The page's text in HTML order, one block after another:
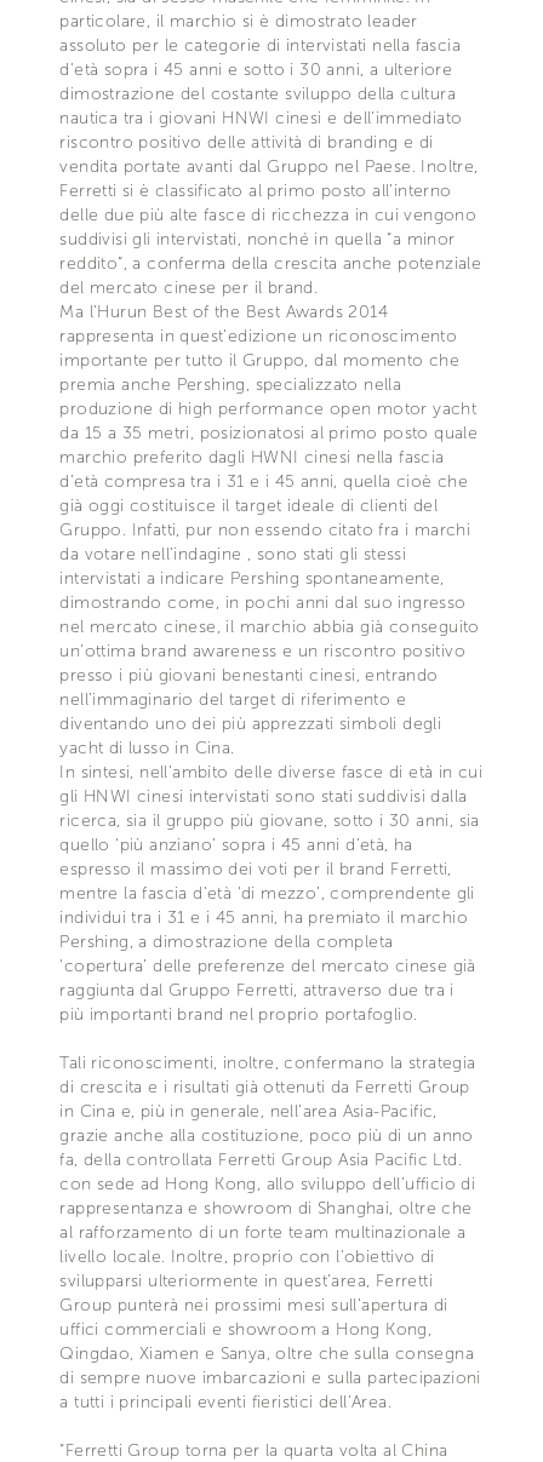
particolare, il marchio si è dimostrato leader
assoluto per le categorie di intervistati nella fascia
d’età sopra i 45 anni e sotto i 30 anni, a ulteriore
dimostrazione del costante sviluppo della cultura
nautica tra i giovani HNWI cinesi e dell’immediato
riscontro positivo delle attività di branding e di
vendita portate avanti dal Gruppo nel Paese. Inoltre,
Ferretti si è classificato al primo posto all’interno
delle due più alte fasce di ricchezza in cui vengono
suddivisi gli intervistati, nonché in quella “a minor
reddito”, a conferma della crescita anche potenziale
del mercato cinese per il brand.
Ma l’Hurun Best of the Best Awards 2014
rappresenta in quest’edizione un riconoscimento
importante per tutto il Gruppo, dal momento che
premia anche Pershing, specializzato nella
produzione di high performance open motor yacht
da 15 a 35 metri, posizionatosi al primo posto quale
marchio preferito dagli HWNI cinesi nella fascia
d’età compresa tra i 31 e i 45 anni, quella cioè che
già oggi costituisce il target ideale di clienti del
Gruppo. Infatti, pur non essendo citato fra i marchi
da votare nell’indagine , sono stati gli stessi
intervistati a indicare Pershing spontaneamente,
dimostrando come, in pochi anni dal suo ingresso
nel mercato cinese, il marchio abbia già conseguito
un’ottima brand awareness e un riscontro positivo
presso i più giovani benestanti cinesi, entrando
nell’immaginario del target di riferimento e
diventando uno dei più apprezzati simboli degli
yacht di lusso in Cina.
In sintesi, nell’ambito delle diverse fasce di età in cui
gli HNWI cinesi intervistati sono stati suddivisi dalla
ricerca, sia il gruppo più giovane, sotto i 30 anni, sia
quello ‘più anziano’ sopra i 45 anni d’età, ha
espresso il massimo dei voti per il brand Ferretti,
mentre la fascia d’età ‘di mezzo’, comprendente gli
individui tra i 31 e i 45 anni, ha premiato il marchio
Pershing, a dimostrazione della completa
‘copertura’ delle preferenze del mercato cinese già
raggiunta dal Gruppo Ferretti, attraverso due tra i
più importanti brand nel proprio portafoglio.
Tali riconoscimenti, inoltre, confermano la strategia
di crescita e i risultati già ottenuti da Ferretti Group
in Cina e, più in generale, nell’area Asia-Pacific,
grazie anche alla costituzione, poco più di un anno
fa, della controllata Ferretti Group Asia Pacific Ltd.
con sede ad Hong Kong, allo sviluppo dell’ufficio di
rappresentanza e showroom di Shanghai, oltre che
al rafforzamento di un forte team multinazionale a
livello locale. Inoltre, proprio con l’obiettivo di
svilupparsi ulteriormente in quest’area, Ferretti
Group punterà nei prossimi mesi sull’apertura di
uffici commerciali e showroom a Hong Kong,
Qingdao, Xiamen e Sanya, oltre che sulla consegna
di sempre nuove imbarcazioni e sulla partecipazioni
a tutti i principali eventi fieristici dell’Area.
“Ferretti Group torna per la quarta volta al China